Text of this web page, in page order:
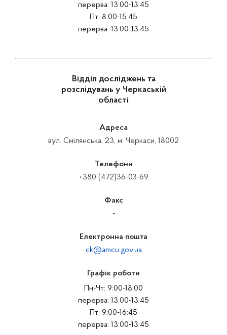
перерва: 13:00-13:45
Пт: 8:00-15:45
перерва: 13:00-13:45
Відділ досліджень та
розслідувань у Черкаській
області
Адреса
вул. Смілянська, 23, м. Черкаси, 18002
Телефони
+380 (472)36-03-69
Факс
-
Електронна пошта
ck@amcu.gov.ua
Графік роботи
Пн-Чт: 9:00-18:00
перерва: 13:00-13:45
Пт: 9:00-16:45
перерва: 13:00-13:45